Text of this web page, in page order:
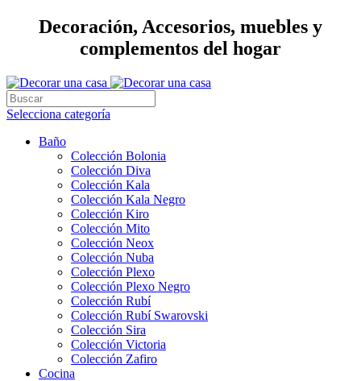
Decoración, Accesorios, muebles y
complementos del hogar
Selecciona categoría
Baño
Colección Bolonia
Colección Diva
Colección Kala
Colección Kala Negro
Colección Kiro
Colección Mito
Colección Neox
Colección Nuba
Colección Plexo
Colección Plexo Negro
Colección Rubí
Colección Rubí Swarovski
Colección Sira
Colección Victoria
Colección Zafiro
Cocina